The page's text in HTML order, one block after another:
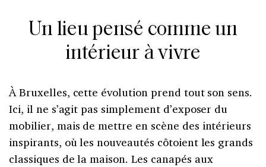
Un lieu pensé comme un
intérieur à vivre
À Bruxelles, cette évolution prend tout son sens.
Ici, il ne s’agit pas simplement d’exposer du
mobilier, mais de mettre en scène des intérieurs
inspirants, où les nouveautés côtoient les grands
classiques de la maison. Les canapés aux